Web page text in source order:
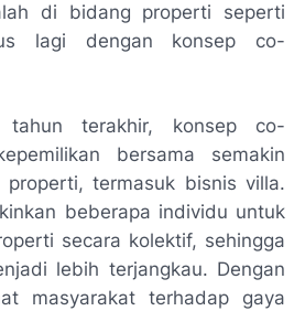
di bidang properti seperti
lagi dengan konsep co-
tahun terakhir, konsep co-
bersama semakin
termasuk bisnis villa.
beberapa individu untuk
secara kolektif, sehingga
lebih terjangkau. Dengan
masyarakat terhadap gaya